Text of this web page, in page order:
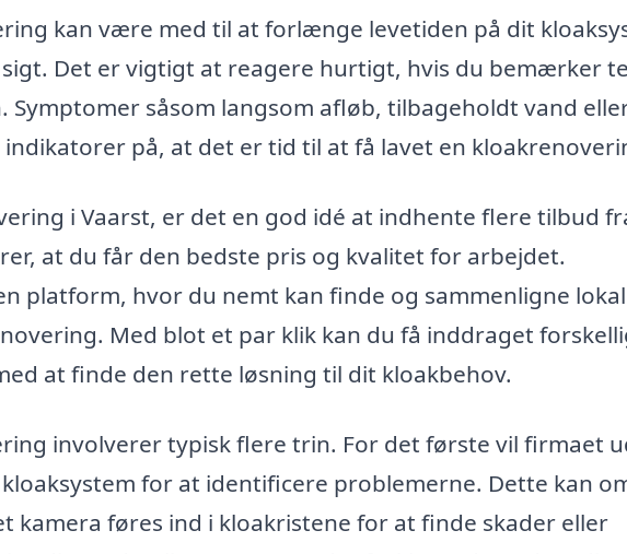
kan være med til at forlænge levetiden på dit
Det er vigtigt at reagere hurtigt, hvis du bemærker
Symptomer såsom langsom afløb, tilbageholdt vand
på, at det er tid til at få lavet en
i Vaarst, er det en god idé at indhente flere tilbud
at du får den bedste pris og kvalitet for arbejdet.
platform, hvor du nemt kan finde og sammenligne
Med blot et par klik kan du få inddraget
at finde den rette løsning til dit kloakbehov.
involverer typisk flere trin. For det første vil firmaet
for at identificere problemerne. Dette kan
kamera føres ind i kloakristene for at finde skader eller